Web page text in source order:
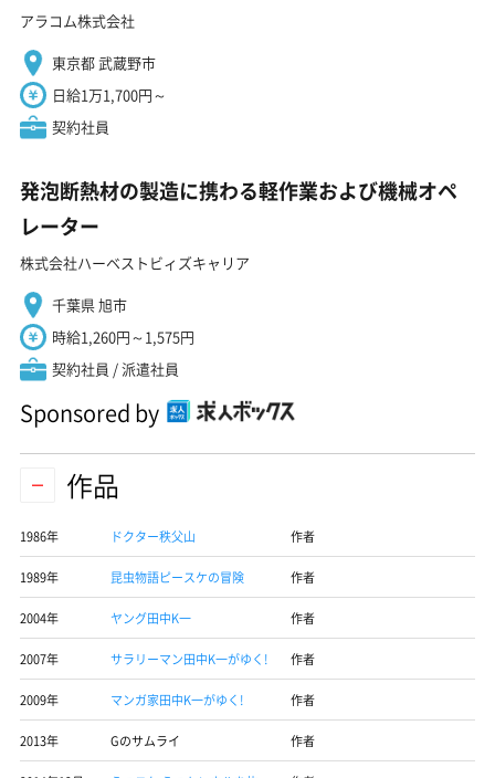
アラコム株式会社
東京都 武蔵野市
日給1万1,700円～
契約社員
発泡断熱材の製造に携わる軽作業および機械オペ
レーター
株式会社ハーベストビィズキャリア
千葉県 旭市
時給1,260円～1,575円
契約社員 / 派遣社員
Sponsored by
作品
1986年 ドクター秩父山 作者
1989年 昆虫物語ピースケの冒険 作者
2004年 ヤング田中K一 作者
2007年 サラリーマン田中K一がゆく! 作者
2009年 マンガ家田中K一がゆく! 作者
2013年 Gのサムライ 作者